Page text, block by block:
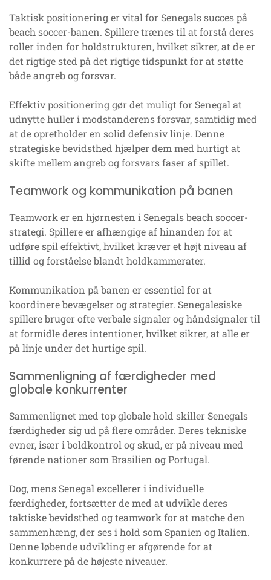
Taktisk positionering er vital for Senegals succes på
beach soccer-banen. Spillere trænes til at forstå deres
roller inden for holdstrukturen, hvilket sikrer, at de er
det rigtige sted på det rigtige tidspunkt for at støtte
både angreb og forsvar.
Effektiv positionering gør det muligt for Senegal at
udnytte huller i modstanderens forsvar, samtidig med
at de opretholder en solid defensiv linje. Denne
strategiske bevidsthed hjælper dem med hurtigt at
skifte mellem angreb og forsvars faser af spillet.
Teamwork og kommunikation på banen
Teamwork er en hjørnesten i Senegals beach soccer-
strategi. Spillere er afhængige af hinanden for at
udføre spil effektivt, hvilket kræver et højt niveau af
tillid og forståelse blandt holdkammerater.
Kommunikation på banen er essentiel for at
koordinere bevægelser og strategier. Senegalesiske
spillere bruger ofte verbale signaler og håndsignaler til
at formidle deres intentioner, hvilket sikrer, at alle er
på linje under det hurtige spil.
Sammenligning af færdigheder med
globale konkurrenter
Sammenlignet med top globale hold skiller Senegals
færdigheder sig ud på flere områder. Deres tekniske
evner, især i boldkontrol og skud, er på niveau med
førende nationer som Brasilien og Portugal.
Dog, mens Senegal excellerer i individuelle
færdigheder, fortsætter de med at udvikle deres
taktiske bevidsthed og teamwork for at matche den
sammenhæng, der ses i hold som Spanien og Italien.
Denne løbende udvikling er afgørende for at
konkurrere på de højeste niveauer.